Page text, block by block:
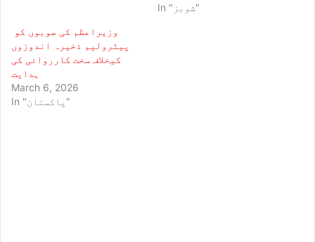
In "شوبز"
پیٹرولیم ذخیرہ اندوزوں
کیخلاف سخت کارروائی کی
ہدایت
March 6, 2026
In "پاکستان"